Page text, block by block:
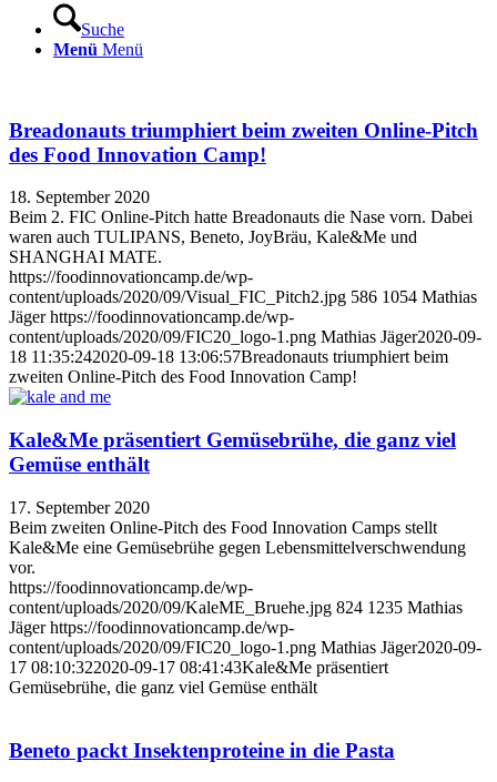
Suche
Menü Menü
Breadonauts triumphiert beim zweiten Online-Pitch
des Food Innovation Camp!
18. September 2020
Beim 2. FIC Online-Pitch hatte Breadonauts die Nase vorn. Dabei
waren auch TULIPANS, Beneto, JoyBräu, Kale&Me und
SHANGHAI MATE.
https://foodinnovationcamp.de/wp-
content/uploads/2020/09/Visual_FIC_Pitch2.jpg 586 1054 Mathias
Jäger https://foodinnovationcamp.de/wp-
content/uploads/2020/09/FIC20_logo-1.png Mathias Jäger2020-09-
18 11:35:242020-09-18 13:06:57Breadonauts triumphiert beim
zweiten Online-Pitch des Food Innovation Camp!
Kale&Me präsentiert Gemüsebrühe, die ganz viel
Gemüse enthält
17. September 2020
Beim zweiten Online-Pitch des Food Innovation Camps stellt
Kale&Me eine Gemüsebrühe gegen Lebensmittelverschwendung
vor.
https://foodinnovationcamp.de/wp-
content/uploads/2020/09/KaleME_Bruehe.jpg 824 1235 Mathias
Jäger https://foodinnovationcamp.de/wp-
content/uploads/2020/09/FIC20_logo-1.png Mathias Jäger2020-09-
17 08:10:322020-09-17 08:41:43Kale&Me präsentiert
Gemüsebrühe, die ganz viel Gemüse enthält
Beneto packt Insektenproteine in die Pasta